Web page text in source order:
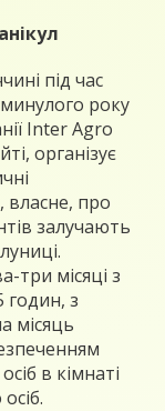
під час
минулого року
Inter Agro
організує
власне, про
залучають
три місяці з
годин, з
місяць
в кімнаті